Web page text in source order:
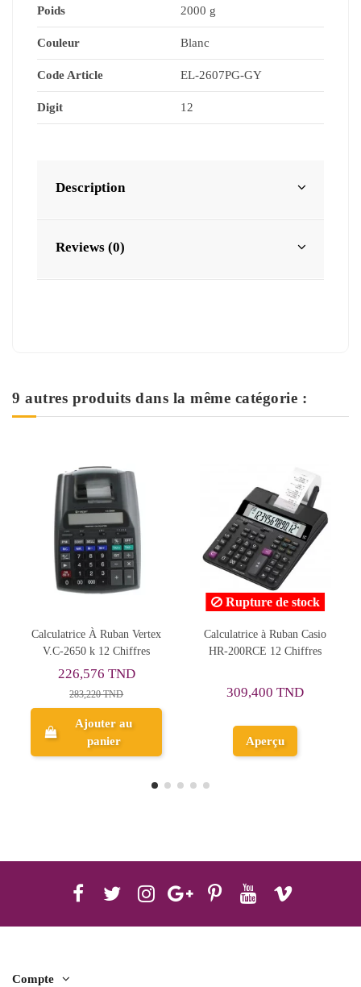
Poids 2000 g
Couleur Blanc
Code Article EL-2607PG-GY
Digit 12
Description
Reviews (0)
9 autres produits dans la même catégorie :
Calculatrice à Ruban Casio
HR-200RCE 12 Chiffres
309,400 TND
Aperçu
Calculatrice À Ruban Rebell
PDC10 12 Chiffres
124,486 TND
Ajouter au
panier
Compte